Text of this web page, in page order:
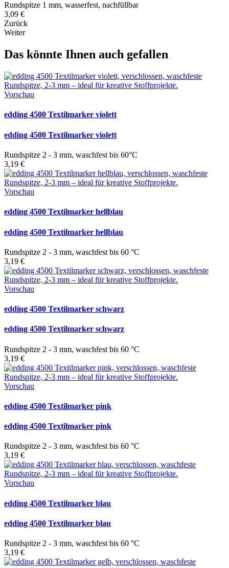
Rundspitze 1 mm, wasserfest, nachfüllbar
3,09 €
Zurück
Weiter
Das könnte Ihnen auch gefallen
Vorschau
edding 4500 Textilmarker violett
edding 4500 Textilmarker violett
Rundspitze 2 - 3 mm, waschfest bis 60°C
3,19 €
Vorschau
edding 4500 Textilmarker hellblau
edding 4500 Textilmarker hellblau
Rundspitze 2 - 3 mm, waschfest bis 60 °C
3,19 €
Vorschau
edding 4500 Textilmarker schwarz
edding 4500 Textilmarker schwarz
Rundspitze 2 - 3 mm, waschfest bis 60 °C
3,19 €
Vorschau
edding 4500 Textilmarker pink
edding 4500 Textilmarker pink
Rundspitze 2 - 3 mm, waschfest bis 60 °C
3,19 €
Vorschau
edding 4500 Textilmarker blau
edding 4500 Textilmarker blau
Rundspitze 2 - 3 mm, waschfest bis 60 °C
3,19 €